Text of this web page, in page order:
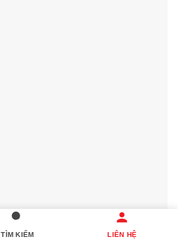
TÌM KIẾM LIÊN HỆ